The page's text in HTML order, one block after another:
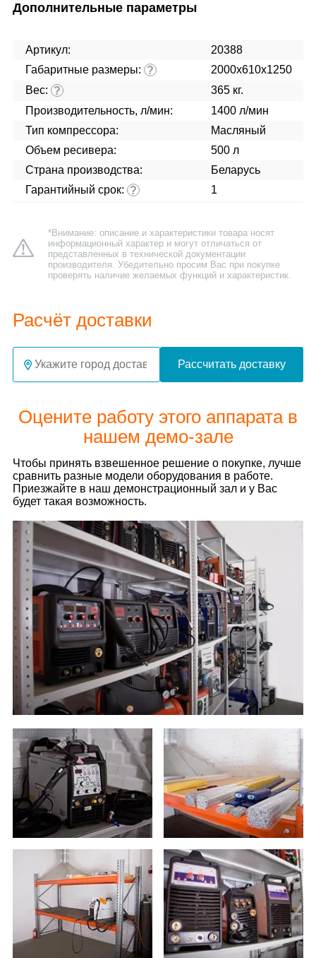
Дополнительные параметры
Артикул:
20388
Габаритные размеры: ?
2000x610x1250
Вес: ?
365 кг.
Производительность, л/мин:
1400 л/мин
Тип компрессора:
Масляный
Объем ресивера:
500 л
Страна производства:
Беларусь
Гарантийный срок: ? 1
*Внимание: описание и характеристики товара носят
информационный характер и могут отличаться от
представленных в технической документации
производителя. Убедительно просим Вас при покупке
проверять наличие желаемых функций и характеристик.
Расчёт доставки
Рассчитать доставку
Оцените работу этого аппарата в
нашем демо-зале
Чтобы принять взвешенное решение о покупке, лучше
сравнить разные модели оборудования в работе.
Приезжайте в наш демонстрационный зал и у Вас
будет такая возможность.